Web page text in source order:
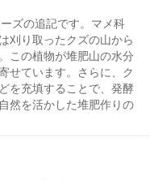
ズの追記です。マメ科
刈り取ったクズの山から
この植物が堆肥山の水分
せています。さらに、ク
を充填することで、発酵
然を活かした堆肥作りの